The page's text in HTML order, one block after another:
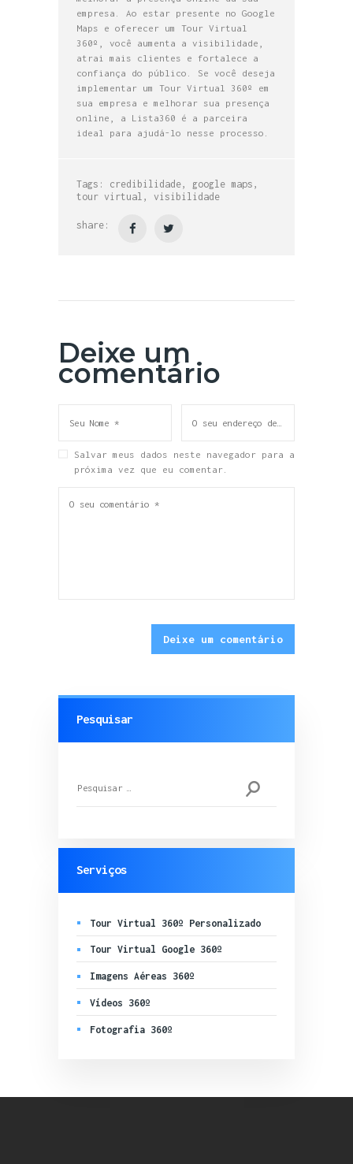
empresa. Ao estar presente no Google
Maps e oferecer um Tour Virtual
360º, você aumenta a visibilidade,
atrai mais clientes e fortalece a
confiança do público. Se você deseja
implementar um Tour Virtual 360º em
sua empresa e melhorar sua presença
online, a Lista360 é a parceira
ideal para ajudá-lo nesse processo.
Tags: credibilidade, google maps ,
tour virtual ,visibilidade
share:
Deixe um
comentário
Salvar meus dados neste navegador para a
próxima vez que eu comentar.
Pesquisar
por:
Serviços
Tour Virtual 360º Personalizado
Tour Virtual Google 360º
Imagens Aéreas 360º
Vídeos 360º
Fotografia 360º